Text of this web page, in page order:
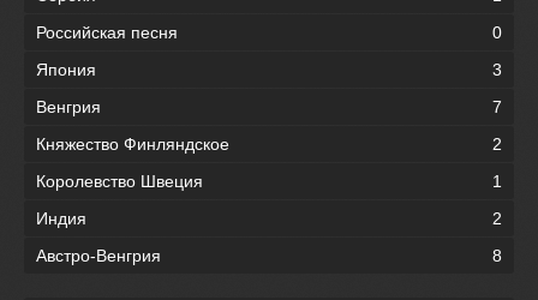
Российская песня
0
Япония
3
Венгрия
7
Княжество Финляндское
2
Королевство Швеция
1
Индия
2
Австро-Венгрия
8